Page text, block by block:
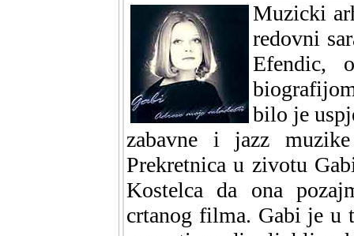
Muzicki
redovni
Efendic,
bilo je
zabavne i jazz
Prekretnica u zivotu
Kostelca da ona
crtanog filma. Gabi je